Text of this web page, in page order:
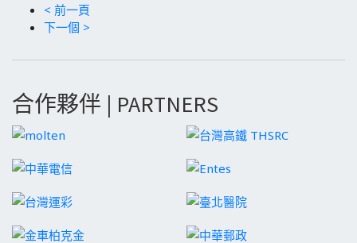
< 前一頁
下一個 >
合作夥伴 | PARTNERS